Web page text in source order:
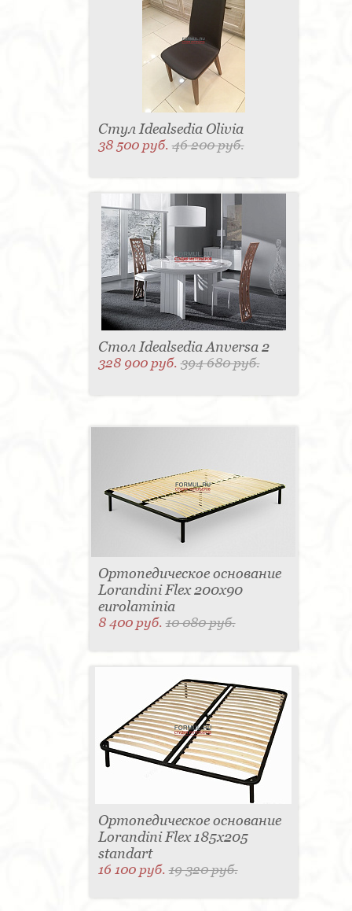
Стул Idealsedia Olivia
38 500 руб.46 200 руб.
Стол Idealsedia Anversa 2
328 900 руб.394 680 руб.
Ортопедическое основание
Lorandini Flex 200x90
eurolaminia
8 400 руб.10 080 руб.
Ортопедическое основание
Lorandini Flex 185x205
standart
16 100 руб.19 320 руб.